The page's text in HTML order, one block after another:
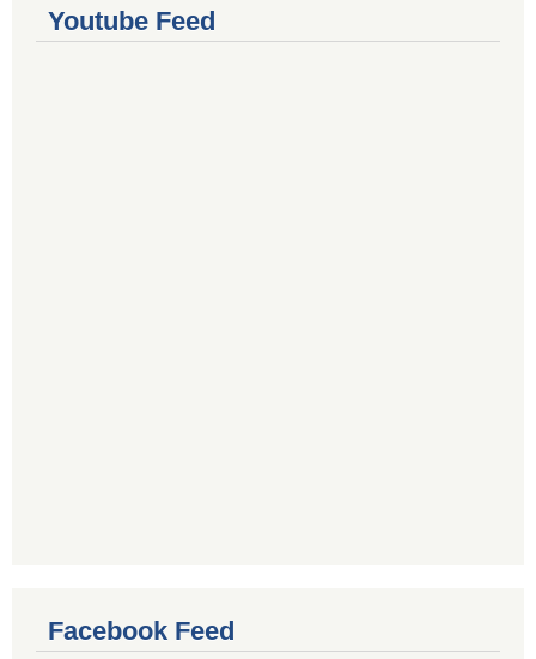
Youtube Feed
Facebook Feed